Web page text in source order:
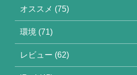
オススメ (75)
環境 (71)
レビュー (62)